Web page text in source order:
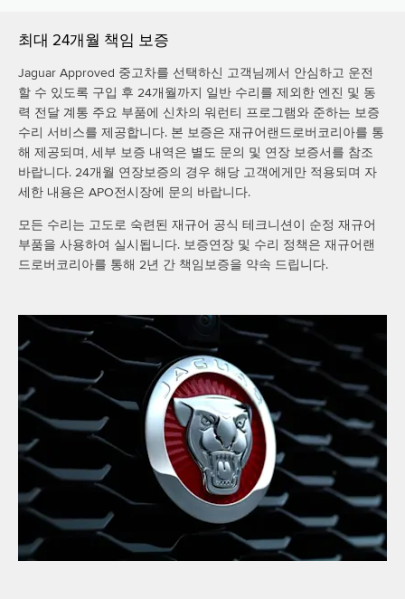
​최대 24개월 책임 보증
Jaguar Approved 중고차를 선택하신 고객님께서 안심하고 운전
할 수 있도록 구입 후 24개월까지 일반 수리를 제외한 엔진 및 동
력 전달 계통 주요 부품에 신차의 워런티 프로그램와 준하는 보증
수리 서비스를 제공합니다. 본 보증은 재규어랜드로버코리아를 통
해 제공되며, 세부 보증 내역은 별도 문의 및 연장 보증서를 참조
바랍니다. 24개월 연장보증의 경우 해당 고객에게만 적용되며 자
세한 내용은 APO전시장에 문의 바랍니다.
모든 수리는 고도로 숙련된 재규어 공식 테크니션이 순정 재규어
부품을 사용하여 실시됩니다. 보증연장 및 수리 정책은 재규어랜
드로버코리아를 통해 2년 간 책임보증을 약속 드립니다.